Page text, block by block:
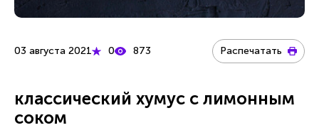
03 августа 2021 0 873 Распечатать
классический хумус с лимонным
соком